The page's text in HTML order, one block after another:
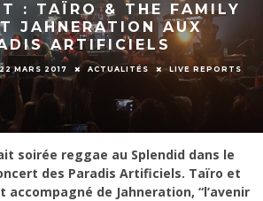
: TAÏRO & THE FAMILY
JAHNERATION AUX
ARTIFICIELS
22 MARS 2017 ACTUALITÉS LIVE REPORTS
soirée reggae au Splendid dans le
des Paradis Artificiels. Taïro et
de Jahneration, “l’avenir